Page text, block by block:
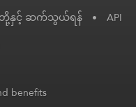
တို့နှင့် ဆက်သွယ်ရန် • API
benefits